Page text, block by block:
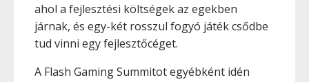
ahol a fejlesztési költségek az egekben
járnak, és egy-két rosszul fogyó játék csődbe
tud vinni egy fejlesztőcéget.
A Flash Gaming Summitot egyébként idén